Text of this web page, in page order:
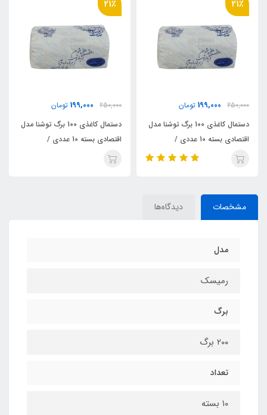
21٪
250,000
199,000 تومان
دستمال کاغذی 100 برگ توشنا مدل
اقتصادی بسته 10 عددی /
TOSHNA
21٪
250,000
199,000 تومان
دستمال کاغذی 100 برگ توشنا مدل
اقتصادی بسته 10 عددی /
TOSHNA
مشخصات دیدگاه‌ها
مدل
رمیسک
برگ
۲۰۰ برگ
تعداد
۱۰ بسته